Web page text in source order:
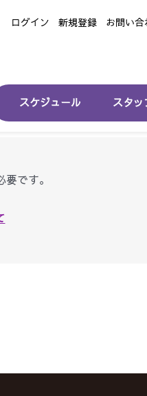
ログイン 新規登録 お問い合
スケジュール スタッ
です。